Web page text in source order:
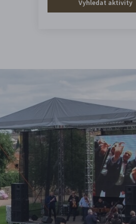
Vyhledat aktivity